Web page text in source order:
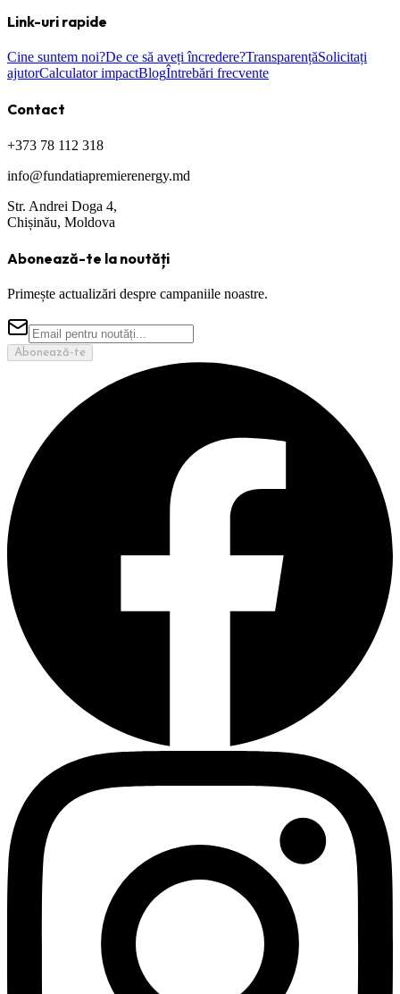
Link-uri rapide
Cine suntem noi?De ce să aveți încredere?TransparențăSolicitați
ajutorCalculator impactBlogÎntrebări frecvente
Contact
+373 78 112 318
info@fundatiapremierenergy.md
Str. Andrei Doga 4,
Chișinău, Moldova
Abonează-te la noutăți
Primește actualizări despre campaniile noastre.
Abonează-te